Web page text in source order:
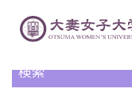
検索